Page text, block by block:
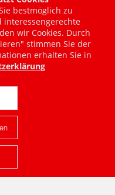
bestmöglich zu
interessengerechte
wir Cookies. Durch
stimmen Sie der
erhalten Sie in